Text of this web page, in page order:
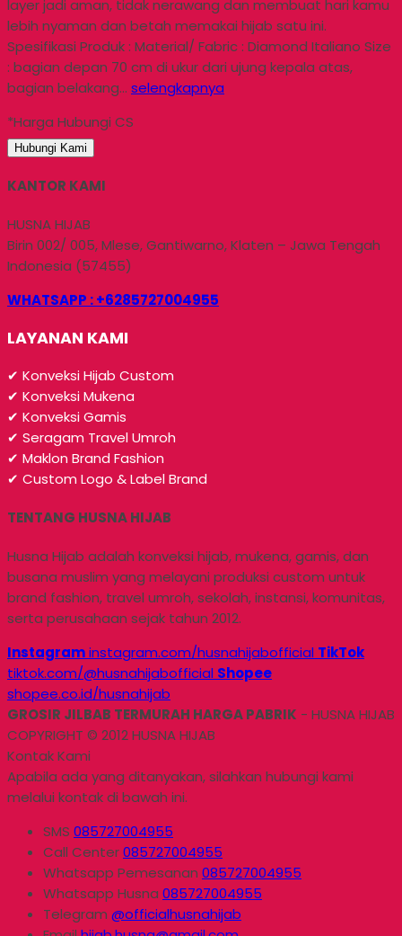
layer jadi aman, tidak nerawang dan membuat hari kamu
lebih nyaman dan betah memakai hijab satu ini.
Spesifikasi Produk : Material/ Fabric : Diamond Italiano Size
: bagian depan 70 cm di ukur dari ujung kepala atas,
bagian belakang… selengkapnya
*Harga Hubungi CS
Hubungi Kami
KANTOR KAMI
HUSNA HIJAB
Birin 002/ 005, Mlese, Gantiwarno, Klaten – Jawa Tengah
Indonesia (57455)
WHATSAPP : +6285727004955
LAYANAN KAMI
✔ Konveksi Hijab Custom
✔ Konveksi Mukena
✔ Konveksi Gamis
✔ Seragam Travel Umroh
✔ Maklon Brand Fashion
✔ Custom Logo & Label Brand
TENTANG HUSNA HIJAB
Husna Hijab adalah konveksi hijab, mukena, gamis, dan
busana muslim yang melayani produksi custom untuk
brand fashion, travel umroh, sekolah, instansi, komunitas,
serta perusahaan sejak tahun 2012.
Instagraminstagram.com/husnahijabofficial TikTok
tiktok.com/@husnahijabofficial Shopee
shopee.co.id/husnahijab
GROSIR JILBAB TERMURAH HARGA PABRIK - HUSNA HIJAB
COPYRIGHT © 2012 HUSNA HIJAB
Kontak Kami
Apabila ada yang ditanyakan, silahkan hubungi kami
melalui kontak di bawah ini.
SMS 085727004955
Call Center085727004955
Whatsapp Pemesanan 085727004955
Whatsapp Husna 085727004955
Telegram @officialhusnahijab